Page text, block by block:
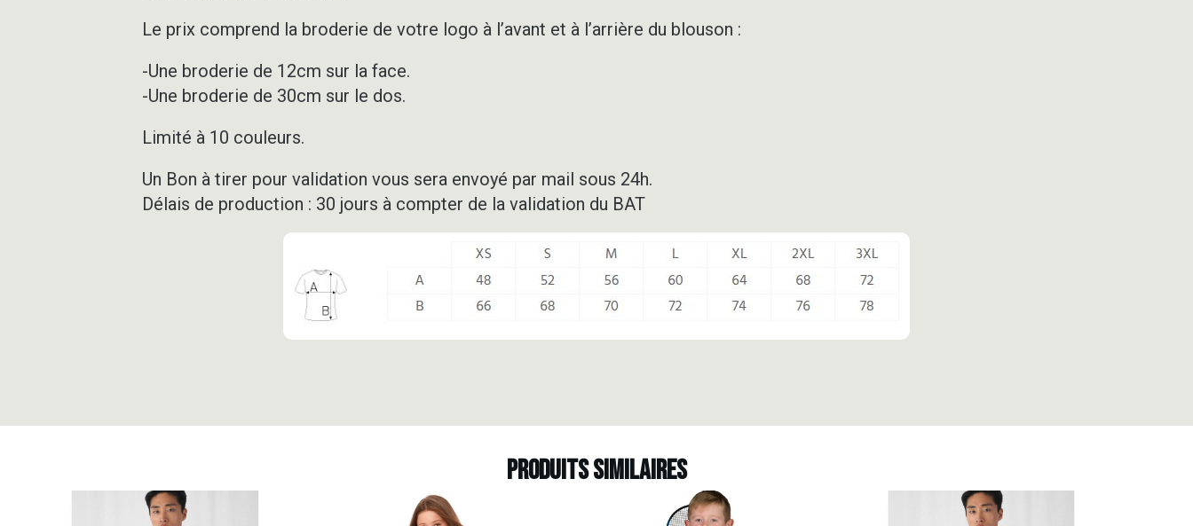
Le prix comprend la broderie de votre logo à l’avant et à l’arrière du blouson :
-Une broderie de 12cm sur la face.
-Une broderie de 30cm sur le dos.
Limité à 10 couleurs.
Un Bon à tirer pour validation vous sera envoyé par mail sous 24h.
Délais de production : 30 jours à compter de la validation du BAT
Produits similaires